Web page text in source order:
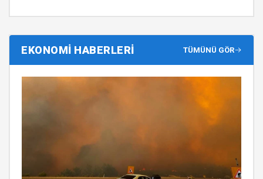
EKONOMİ HABERLERİ TÜMÜNÜ GÖR